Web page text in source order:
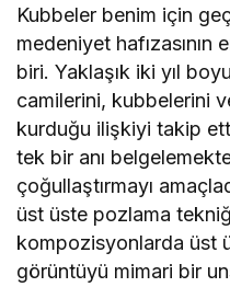
Kubbeler benim için
medeniyet
biri. Yaklaşık iki yıl
camilerini, kubbelerini
kurduğu ilişkiyi takip
tek bir anı
çoğullaştırmayı
üst üste pozlama
kompozisyonlarda üst
görüntüyü mimari bir